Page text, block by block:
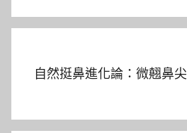
覽
自然挺鼻進化論：微翹鼻